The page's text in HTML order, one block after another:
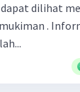
dilihat
.